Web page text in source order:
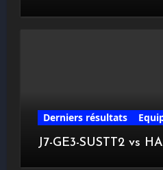
Derniers résultats
J7-GE3-SUSTT2 vs